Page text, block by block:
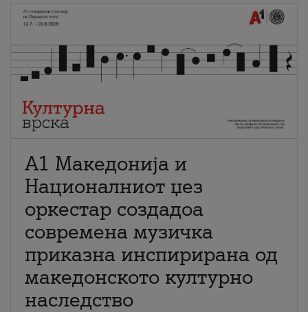
А1 Македонија и
Националниот џез
оркестар создадоа
современа музичка
приказна инспирирана од
македонското културно
наследство